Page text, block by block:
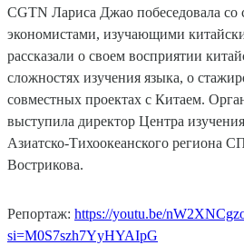
CGTN Лариса Джао побеседовала со
экономистами, изучающими
рассказали о своем восприятии
сложностях изучения языка, о
совместных проектах с Китаем.
выступила директор Центра
Азиатско-Тихоокеанского региона
Вострикова.
Репортаж: https://youtu.be/
si=M0S7szh7YyHYAIpG